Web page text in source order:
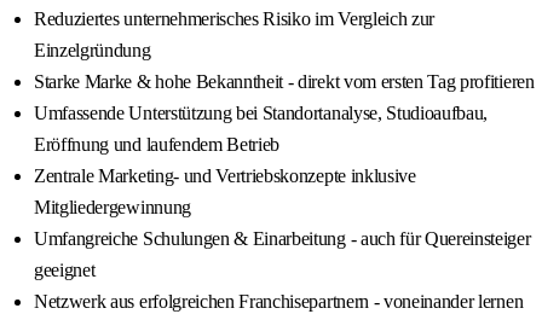
Reduziertes unternehmerisches Risiko im Vergleich zur
Einzelgründung
Starke Marke & hohe Bekanntheit - direkt vom ersten Tag profitieren
Umfassende Unterstützung bei Standortanalyse, Studioaufbau,
Eröffnung und laufendem Betrieb
Zentrale Marketing- und Vertriebskonzepte inklusive
Mitgliedergewinnung
Umfangreiche Schulungen & Einarbeitung - auch für Quereinsteiger
geeignet
Netzwerk aus erfolgreichen Franchisepartnern - voneinander lernen